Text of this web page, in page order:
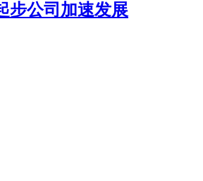
步公司加速发展